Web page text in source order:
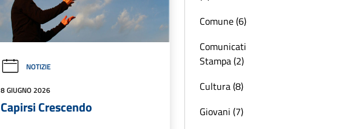
NOTIZIE
8 GIUGNO 2026
Capirsi Crescendo
Comune (6)
Comunicati
Stampa (2)
Cultura (8)
Giovani (7)